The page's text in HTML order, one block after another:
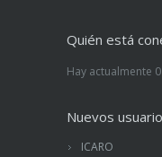
Quién está
Hay actualmente
Nuevos
ICARO